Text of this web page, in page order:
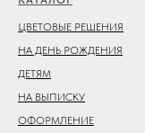
ЦВЕТОВЫЕ РЕШЕНИЯ
НА ДЕНЬ РОЖДЕНИЯ
ДЕТЯМ
НА ВЫПИСКУ
ОФОРМЛЕНИЕ